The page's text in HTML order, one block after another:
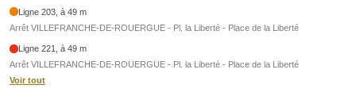
Ligne 203, à 49 m
Arrêt VILLEFRANCHE-DE-ROUERGUE - Pl. la Liberté - Place de la Liberté
Ligne 221, à 49 m
Arrêt VILLEFRANCHE-DE-ROUERGUE - Pl. la Liberté - Place de la Liberté
Voir tout